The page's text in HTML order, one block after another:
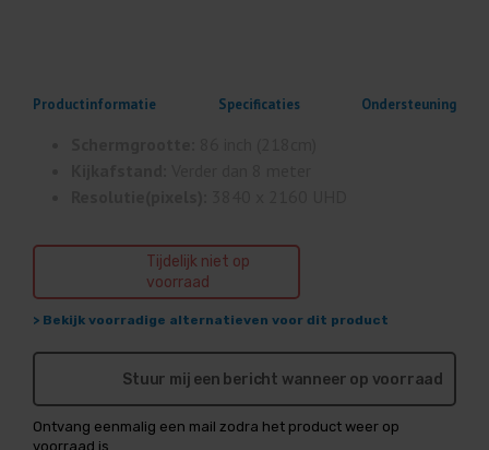
Productinformatie Specificaties Ondersteuning
Tijdelijk niet op
voorraad
> Bekijk voorradige alternatieven voor dit product
Stuur mij een bericht wanneer op voorraad
Ontvang eenmalig een mail zodra het product weer op
voorraad is